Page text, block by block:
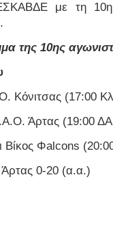
με τη 10η
της 10ης
Κόνιτσας (17:00
Άρτας (19:00
Βίκος Φalcons
0-20 (α.α.)